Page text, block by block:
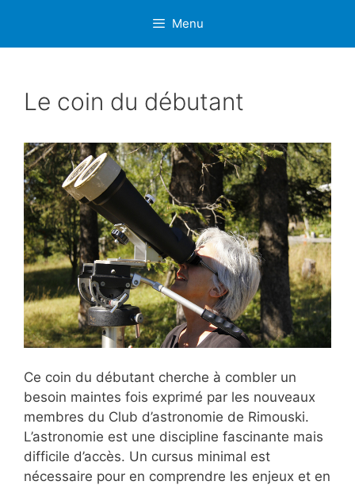
contenu
Menu
Le coin du débutant
Ce coin du débutant cherche à combler un
besoin maintes fois exprimé par les nouveaux
membres du Club d’astronomie de Rimouski.
L’astronomie est une discipline fascinante mais
difficile d’accès. Un cursus minimal est
nécessaire pour en comprendre les enjeux et en